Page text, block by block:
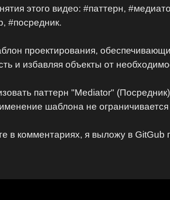
этого видео: #паттерн,
#посредник.
проектирования,
и избавляя объекты от
паттерн "Mediator"
шаблона не
в комментариях, я выложу в GitGub